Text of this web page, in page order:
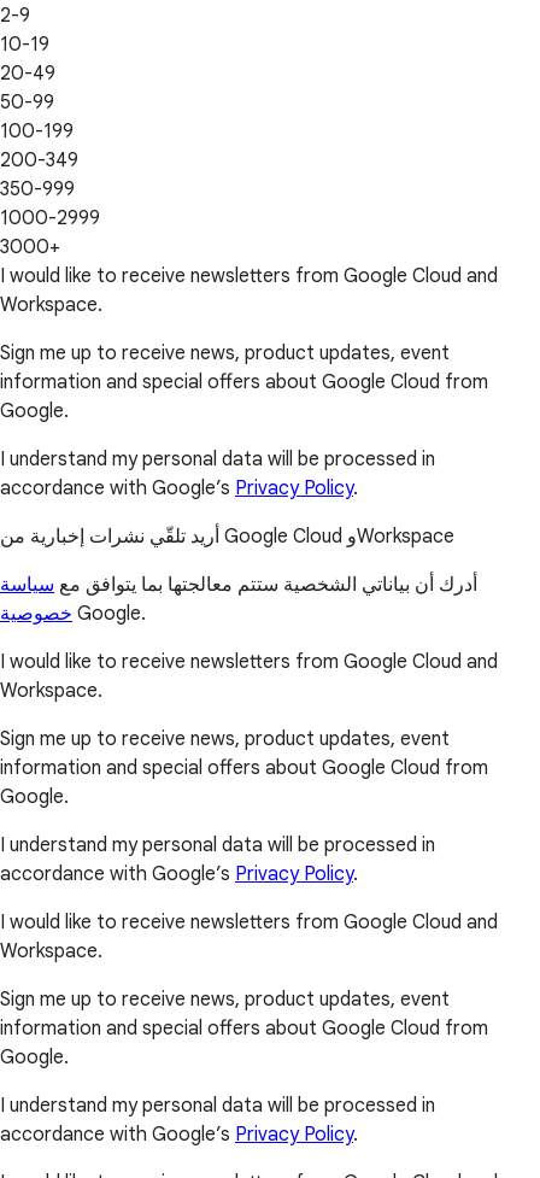
2-9
10-19
20-49
50-99
100-199
200-349
350-999
1000-2999
3000+
I would like to receive newsletters from Google Cloud and
Workspace.
Sign me up to receive news, product updates, event
information and special offers about Google Cloud from
Google.
I understand my personal data will be processed in
accordance with Google’s Privacy Policy.
أريد تلقّي نشرات إخبارية من Google Cloud وWorkspace
أدرك أن بياناتي الشخصية ستتم معالجتها بما يتوافق مع سياسة
خصوصية Google.
I would like to receive newsletters from Google Cloud and
Workspace.
Sign me up to receive news, product updates, event
information and special offers about Google Cloud from
Google.
I understand my personal data will be processed in
accordance with Google’s Privacy Policy.
I would like to receive newsletters from Google Cloud and
Workspace.
Sign me up to receive news, product updates, event
information and special offers about Google Cloud from
Google.
I understand my personal data will be processed in
accordance with Google’s Privacy Policy.